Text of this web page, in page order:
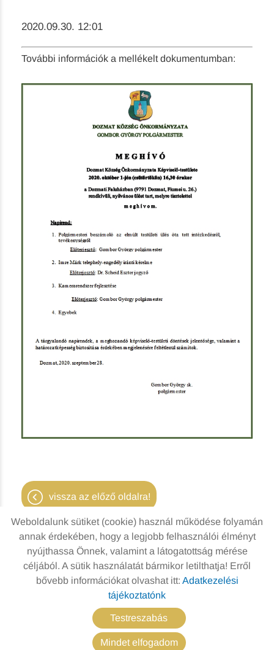
2020.09.30. 12:01
További információk a mellékelt dokumentumban:
vissza az előző oldalra!
© 2026 - Minden jog fenntartva
Oldal információk
Adatkezelési tájékoztató
Impresszum
Sütik kezelése
Mindet elfogadom
Testreszabás
Weboldalunk sütiket (cookie) használ működése folyamán
annak érdekében, hogy a legjobb felhasználói élményt
nyújthassa Önnek, valamint a látogatottság mérése
céljából. A sütik használatát bármikor letilthatja! Erről
bővebb információkat olvashat itt: Adatkezelési
tájékoztatónk